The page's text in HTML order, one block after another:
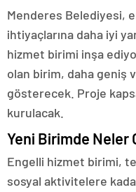
Menderes Belediyesi,
ihtiyaçlarına daha iyi
hizmet birimi inşa
olan birim, daha geniş
gösterecek. Proje
kurulacak.
Yeni Birimde Neler
Engelli hizmet birimi,
sosyal aktivitelere